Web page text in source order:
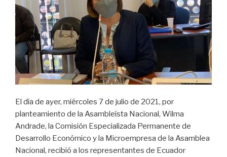
El día de ayer, miércoles 7 de julio de 2021, por
planteamiento de la Asambleísta Nacional, Wilma
Andrade, la Comisión Especializada Permanente de
Desarrollo Económico y la Microempresa de la Asamblea
Nacional, recibió a los representantes de Ecuador